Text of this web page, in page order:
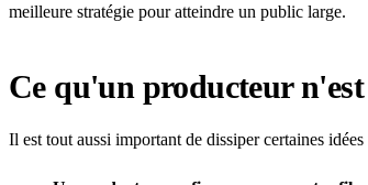
meilleure stratégie pour atteindre un public large.
Ce qu'un producteur
Il est tout aussi important de dissiper certaines